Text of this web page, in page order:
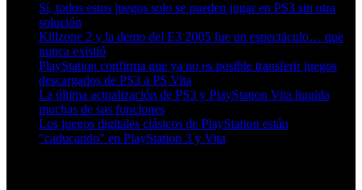
Sí, todos estos juegos solo se pueden jugar en PS3 sin otra
solución
Killzone 2 y la demo del E3 2005 fue un espectáculo… que
nunca existió
PlayStation confirma que ya no es posible transferir juegos
descargados de PS3 a PS Vita
La última actualización de PS3 y PlayStation Vita liquida
muchas de sus funciones
Los juegos digitales clásicos de PlayStation están
"caducando" en PlayStation 3 y Vita